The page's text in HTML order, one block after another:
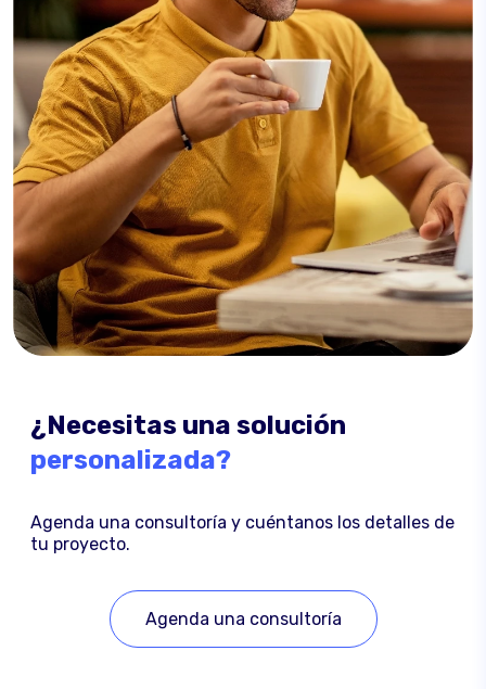
¿Necesitas una solución
personalizada?
Agenda una consultoría y cuéntanos los detalles de
tu proyecto.
Agenda una consultoría